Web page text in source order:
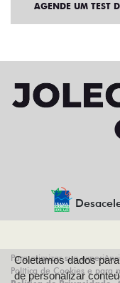
AGENDE UM TEST
AZZURRA
Para otimizar sua
Política de Cookies e para
Coletamos dados
de personalizar